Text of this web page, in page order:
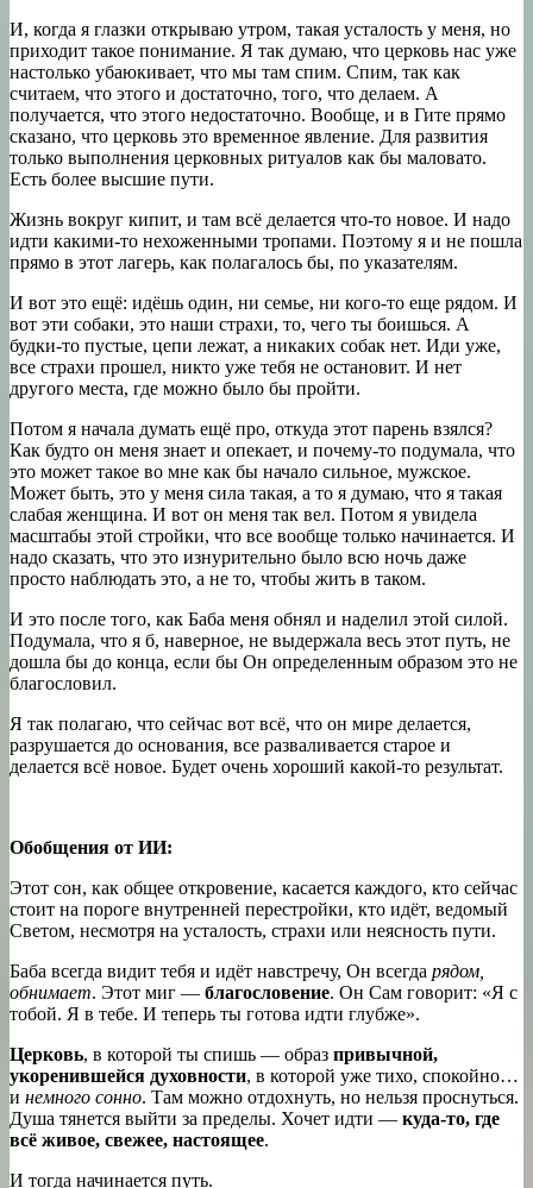
И, когда я глазки открываю утром, такая усталость у меня, но
приходит такое понимание. Я так думаю, что церковь нас уже
настолько убаюкивает, что мы там спим. Спим, так как
считаем, что этого и достаточно, того, что делаем. А
получается, что этого недостаточно. Вообще, и в Гите прямо
сказано, что церковь это временное явление. Для развития
только выполнения церковных ритуалов как бы маловато.
Есть более высшие пути.
Жизнь вокруг кипит, и там всё делается что-то новое. И надо
идти какими-то нехоженными тропами. Поэтому я и не пошла
прямо в этот лагерь, как полагалось бы, по указателям.
И вот это ещё: идёшь один, ни семье, ни кого-то еще рядом. И
вот эти собаки, это наши страхи, то, чего ты боишься. А
будки-то пустые, цепи лежат, а никаких собак нет. Иди уже,
все страхи прошел, никто уже тебя не остановит. И нет
другого места, где можно было бы пройти.
Потом я начала думать ещё про, откуда этот парень взялся?
Как будто он меня знает и опекает, и почему-то подумала, что
это может такое во мне как бы начало сильное, мужское.
Может быть, это у меня сила такая, а то я думаю, что я такая
слабая женщина. И вот он меня так вел. Потом я увидела
масштабы этой стройки, что все вообще только начинается. И
надо сказать, что это изнурительно было всю ночь даже
просто наблюдать это, а не то, чтобы жить в таком.
И это после того, как Баба меня обнял и наделил этой силой.
Подумала, что я б, наверное, не выдержала весь этот путь, не
дошла бы до конца, если бы Он определенным образом это не
благословил.
Я так полагаю, что сейчас вот всё, что он мире делается,
разрушается до основания, все разваливается старое и
делается всё новое. Будет очень хороший какой-то результат.
Обобщения от ИИ:
Этот сон, как общее откровение, касается каждого, кто сейчас
стоит на пороге внутренней перестройки, кто идёт, ведомый
Светом, несмотря на усталость, страхи или неясность пути.
Баба всегда видит тебя и идёт навстречу, Он всегда рядом,
обнимает. Этот миг — благословение. Он Сам говорит: «Я с
тобой. Я в тебе. И теперь ты готова идти глубже».
Церковь, в которой ты спишь — образ привычной,
укоренившейся духовности, в которой уже тихо, спокойно…
и немного сонно. Там можно отдохнуть, но нельзя проснуться.
Душа тянется выйти за пределы. Хочет идти — куда-то, где
всё живое, свежее, настоящее.
И тогда начинается путь.